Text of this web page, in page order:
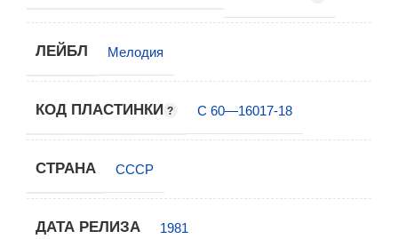
ЛЕЙБЛ Мелодия
КОД ПЛАСТИНКИ С 60—16017-18
СТРАНА СССР
ДАТА РЕЛИЗА 1981